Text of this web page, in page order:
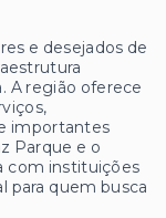
e desejados de
A região oferece
importantes
Parque e o
com instituições
para quem busca